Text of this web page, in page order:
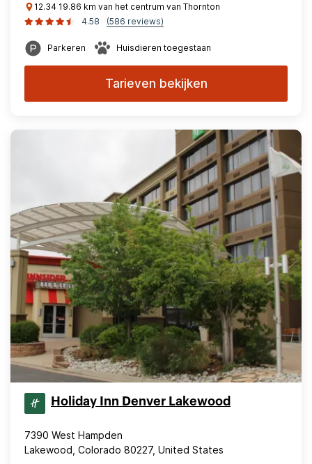
12.34 19.86 km van het centrum van Thornton
4.58
(586 reviews)
Parkeren Huisdieren toegestaan
Tarieven bekijken
Holiday Inn Denver Lakewood
7390 West Hampden
Lakewood, Colorado 80227, United States